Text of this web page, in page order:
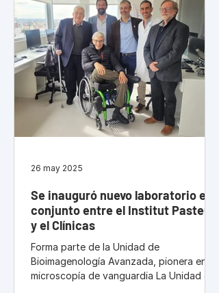
Se inauguró nuevo laboratorio en
conjunto entre el Institut Pasteur
y el Clínicas
Forma parte de la Unidad de
Bioimagenología Avanzada, pionera en
microscopía de vanguardia La Unidad de
26 may 2025